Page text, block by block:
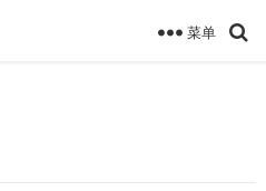
菜单